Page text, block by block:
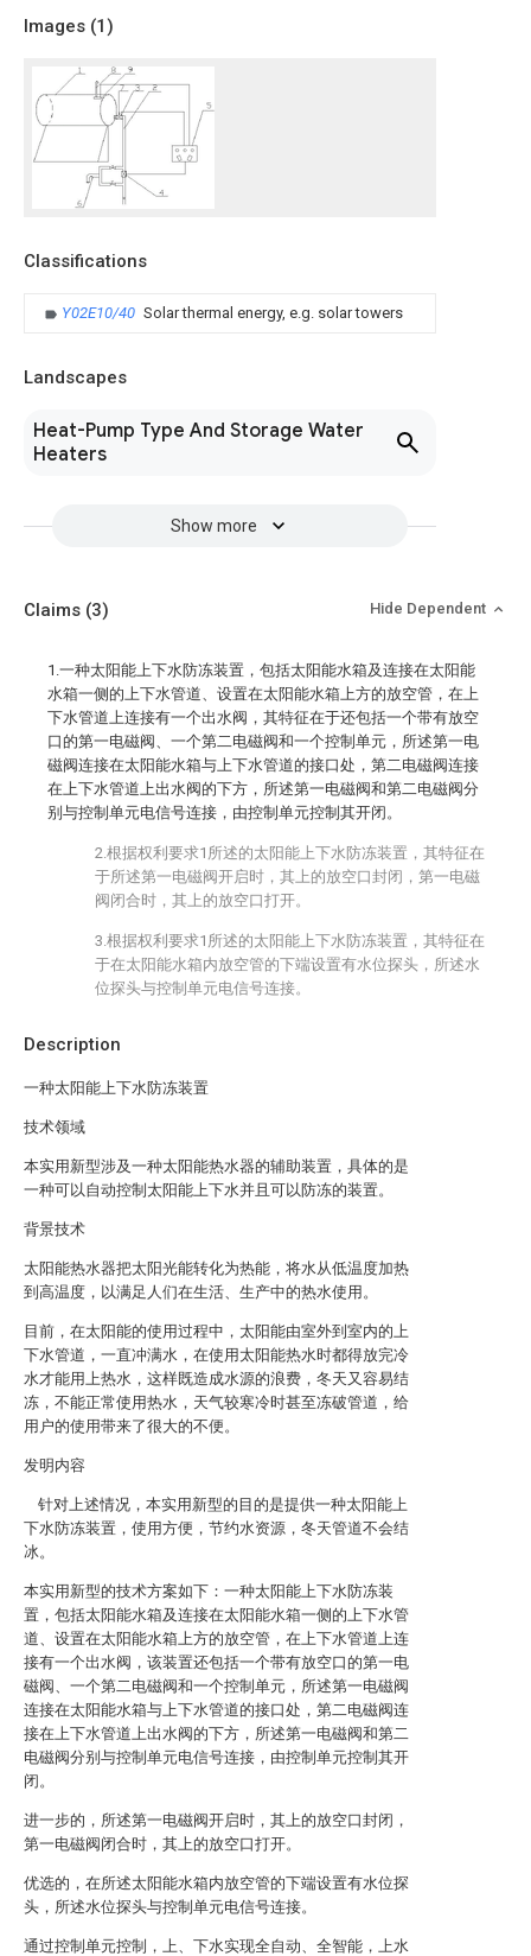
Images (1)
Classifications
Y02E10/40 Solar thermal energy, e.g. solar towers
Landscapes
Heat-Pump Type And Storage Water
Heaters
Show more
Description
一种太阳能上下水防冻装置
技术领域
本实用新型涉及一种太阳能热水器的辅助装置，具体的是
一种可以自动控制太阳能上下水并且可以防冻的装置。
背景技术
太阳能热水器把太阳光能转化为热能，将水从低温度加热
到高温度，以满足人们在生活、生产中的热水使用。
目前，在太阳能的使用过程中，太阳能由室外到室内的上
下水管道，一直冲满水，在使用太阳能热水时都得放完冷
水才能用上热水，这样既造成水源的浪费，冬天又容易结
冻，不能正常使用热水，天气较寒冷时甚至冻破管道，给
用户的使用带来了很大的不便。
发明内容
针对上述情况，本实用新型的目的是提供一种太阳能上
下水防冻装置，使用方便，节约水资源，冬天管道不会结
冰。
本实用新型的技术方案如下：一种太阳能上下水防冻装
置，包括太阳能水箱及连接在太阳能水箱一侧的上下水管
道、设置在太阳能水箱上方的放空管，在上下水管道上连
接有一个出水阀，该装置还包括一个带有放空口的第一电
磁阀、一个第二电磁阀和一个控制单元，所述第一电磁阀
连接在太阳能水箱与上下水管道的接口处，第二电磁阀连
接在上下水管道上出水阀的下方，所述第一电磁阀和第二
电磁阀分别与控制单元电信号连接，由控制单元控制其开
闭。
进一步的，所述第一电磁阀开启时，其上的放空口封闭，
第一电磁阀闭合时，其上的放空口打开。
优选的，在所述太阳能水箱内放空管的下端设置有水位探
头，所述水位探头与控制单元电信号连接。
通过控制单元控制，上、下水实现全自动、全智能，上水
Claims (3) Hide Dependent
1.一种太阳能上下水防冻装置，包括太阳能水箱及连接在太阳能
水箱一侧的上下水管道、设置在太阳能水箱上方的放空管，在上
下水管道上连接有一个出水阀，其特征在于还包括一个带有放空
口的第一电磁阀、一个第二电磁阀和一个控制单元，所述第一电
磁阀连接在太阳能水箱与上下水管道的接口处，第二电磁阀连接
在上下水管道上出水阀的下方，所述第一电磁阀和第二电磁阀分
别与控制单元电信号连接，由控制单元控制其开闭。
2.根据权利要求1所述的太阳能上下水防冻装置，其特征在
于所述第一电磁阀开启时，其上的放空口封闭，第一电磁
阀闭合时，其上的放空口打开。
3.根据权利要求1所述的太阳能上下水防冻装置，其特征在
于在太阳能水箱内放空管的下端设置有水位探头，所述水
位探头与控制单元电信号连接。